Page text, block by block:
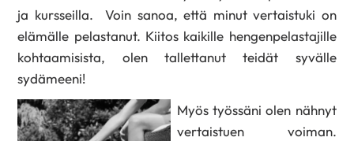
ja kursseilla. Voin sanoa, että minut vertaistuki on
elämälle pelastanut. Kiitos kaikille hengenpelastajille
kohtaamisista, olen tallettanut teidät syvälle
sydämeeni!
Myös työssäni olen nähnyt
vertaistuen voiman.